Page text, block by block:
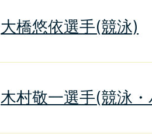
大橋悠依選手(競泳)
木村敬一選手(競泳